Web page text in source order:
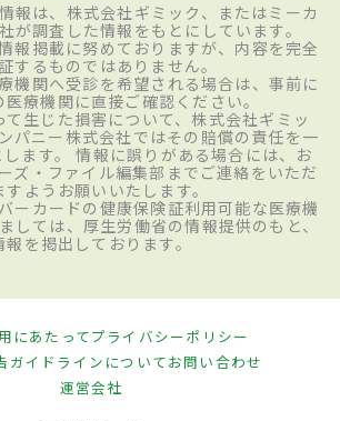
報は、株式会社ギミック、またはミーカ
が調査した情報をもとにしています。
報掲載に努めておりますが、内容を完全
するものではありません。
機関へ受診を希望される場合は、事前に
療機関に直接ご確認ください。
て生じた損害について、株式会社ギミッ
パニー株式会社ではその賠償の責任を一
ます。 情報に誤りがある場合には、お
ズ・ファイル編集部までご連絡をいただ
すようお願いいたします。
ーカードの健康保険証利用可能な医療機
しては、厚生労働省の情報提供のもと、
報を掲出しております。
にあたってプライバシーポリシー
ガイドラインについてお問い合わせ
運営会社